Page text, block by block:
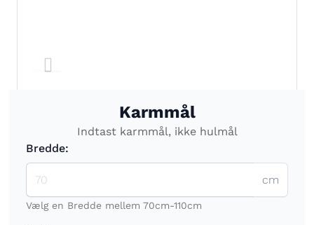
Karmmål
Indtast karmmål, ikke hulmål
Bredde:
cm
Vælg en Bredde mellem 70cm-110cm